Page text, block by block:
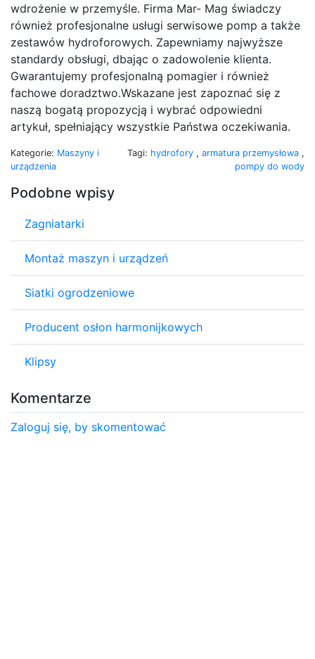
wdrożenie w przemyśle. Firma Mar- Mag świadczy
również profesjonalne usługi serwisowe pomp a także
zestawów hydroforowych. Zapewniamy najwyższe
standardy obsługi, dbając o zadowolenie klienta.
Gwarantujemy profesjonalną pomagier i również
fachowe doradztwo.Wskazane jest zapoznać się z
naszą bogatą propozycją i wybrać odpowiedni
artykuł, spełniający wszystkie Państwa oczekiwania.
Kategorie: Maszyny i
urządzenia
Tagi: hydrofory , armatura przemysłowa ,
pompy do wody
Podobne wpisy
Zagniatarki
Montaż maszyn i urządzeń
Siatki ogrodzeniowe
Producent osłon harmonijkowych
Klipsy
Komentarze
Zaloguj się, by skomentować